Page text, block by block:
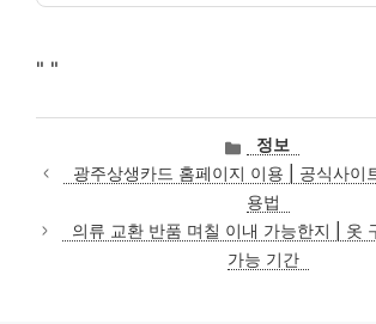
" "
카
테
고
리
정보
광주상생카드 홈페이지 이용 | 공식사이
용법
의류 교환 반품 며칠 이내 가능한지 | 옷
가능 기간